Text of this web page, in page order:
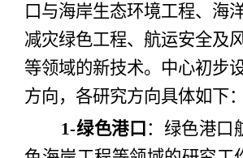
口与海岸生态环境工程、海
减灾绿色工程、航运安全及
等领域的新技术。中心初步
方向，各研究方向具体如下：
1-绿色港口 ：绿色港口